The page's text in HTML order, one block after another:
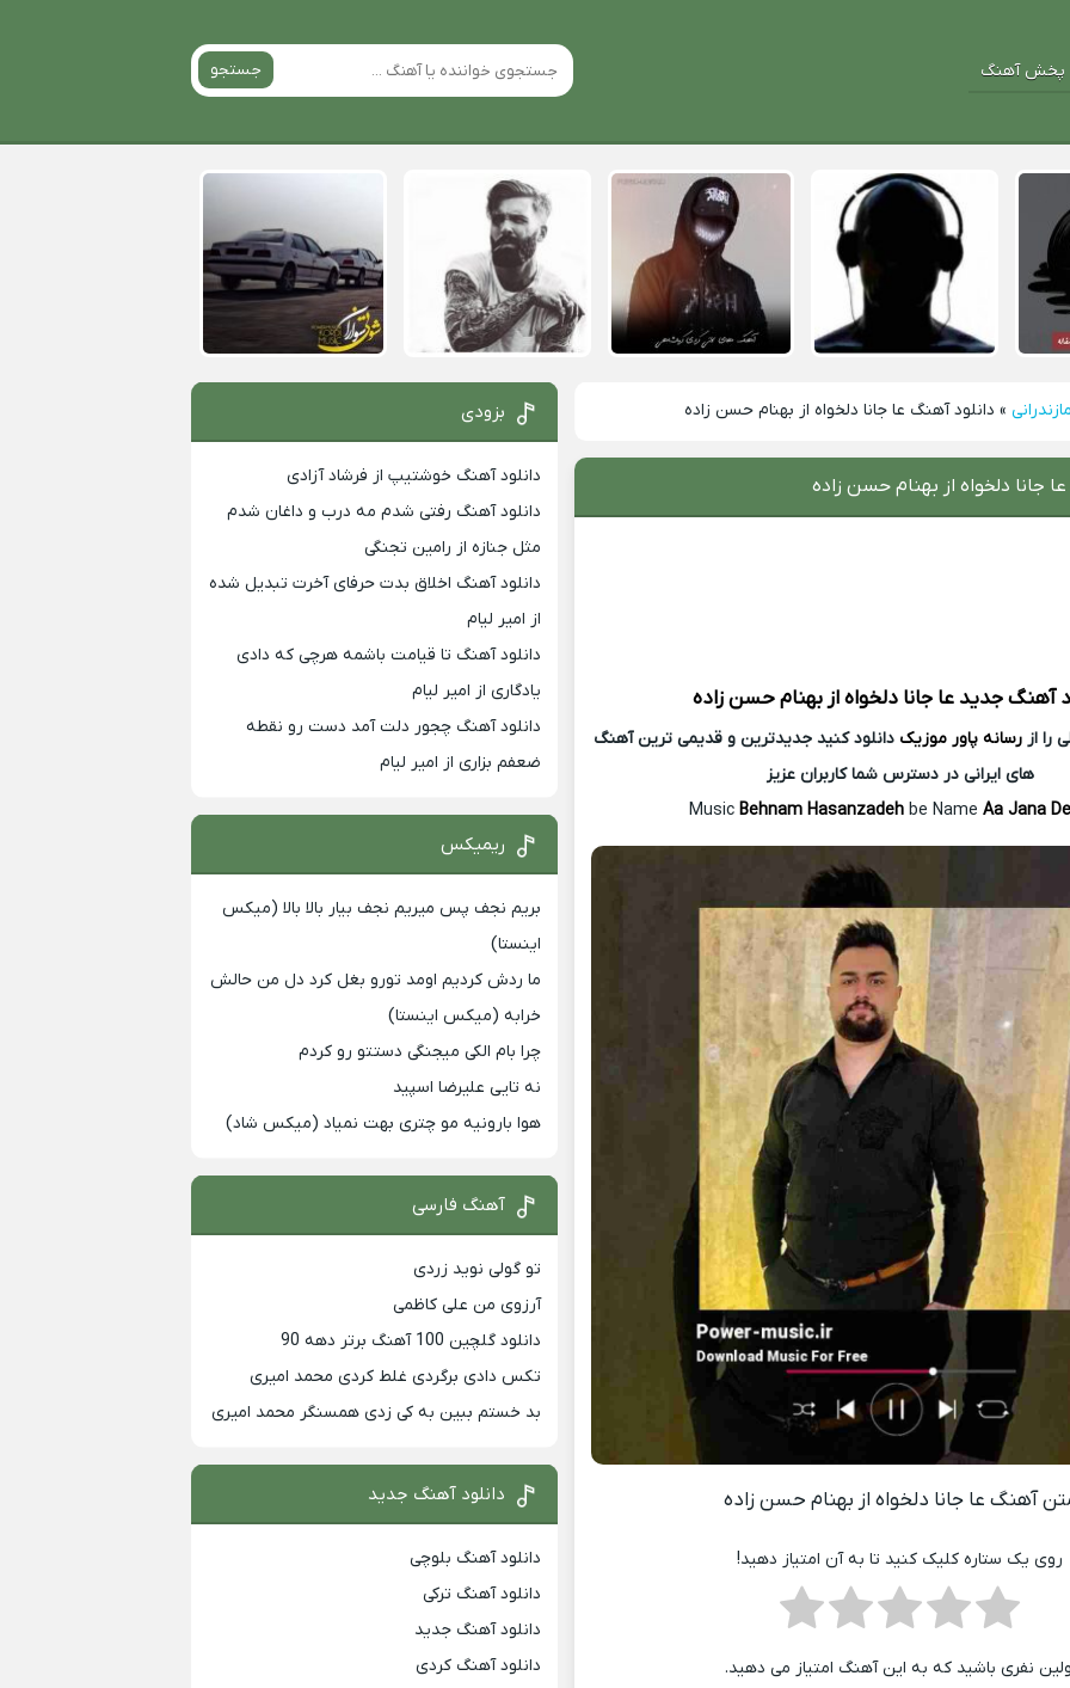
پخش آهنگ جستجو
» دانلود آهنگ عا جانا دلخواه از بهنام حسن زاده
جانا دلخواه از بهنام حسن زاده
آهنگ جدید عا جانا دلخواه ازبهنام حسن زاده
را از رسانه پاور موزیک دانلود کنید جدیدترین و قدیمی ترین آهنگ
های ایرانی در دسترس شما کاربران عزیز
Music Behnam Hasanzadeh be Name Aa Jana
آهنگ عا جانا دلخواه از بهنام حسن زاده
روی یک ستاره کلیک کنید تا به آن امتیاز دهید!
نفری باشید که به این آهنگ امتیاز می دهید.
بزودی
دانلود آهنگ خوشتیپ از فرشاد آزادی
دانلود آهنگ رفتی شدم مه درب و داغان شدم
مثل جنازه از رامین تجنگی
دانلود آهنگ اخلاق بدت حرفای آخرت تبدیل شده
از امیر لیام
دانلود آهنگ تا قیامت باشمه هرچی که دادی
یادگاری از امیر لیام
دانلود آهنگ چجور دلت آمد دست رو نقطه
ضعفم بزاری از امیر لیام
ریمیکس
بریم نجف پس میریم نجف بیار بالا بالا (میکس
اینستا)
ما ردش کردیم اومد تورو بغل کرد دل من حالش
خرابه (میکس اینستا)
چرا بام الکی میجنگی دستتو رو کردم
نه تایی علیرضا اسپید
هوا بارونیه مو چتری بهت نمیاد (میکس شاد)
آهنگ فارسی
تو گولی نوید زردی
آرزوی من علی کاظمی
دانلود گلچین 100 آهنگ برتر دهه 90
تکس دادی برگردی غلط کردی محمد امیری
بد خستم ببین به کی زدی همسنگر محمد امیری
دانلود آهنگ جدید
دانلود آهنگ بلوچی
دانلود آهنگ ترکی
دانلود آهنگ جدید
دانلود آهنگ کردی